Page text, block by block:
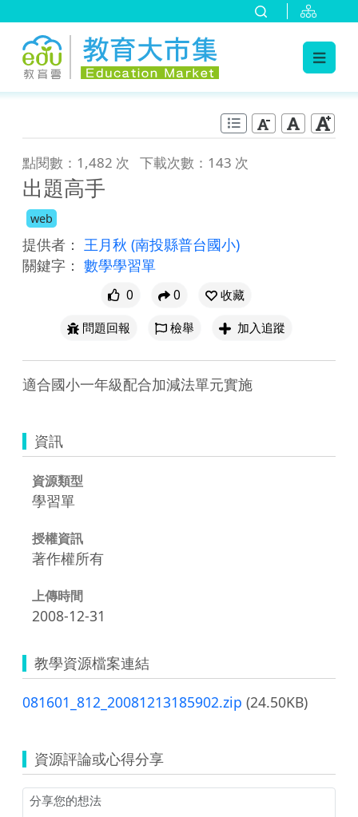
點閱數：1,482 次 下載次數：143 次
出題高手
web
提供者： 王月秋 (南投縣普台國小)
關鍵字： 數學學習單
0 0
收藏
問題回報
檢舉 加入追蹤
適合國小一年級配合加減法單元實施
資訊
資源類型
學習單
授權資訊
著作權所有
上傳時間
2008-12-31
教學資源檔案連結
081601_812_20081213185902.zip (24.50KB)
資源評論或心得分享